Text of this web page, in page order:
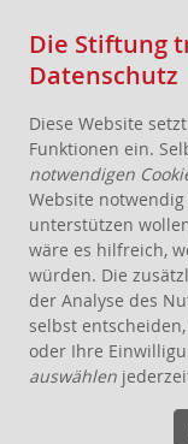
AKTUELLES
STIFTUNG
THEMEN
ANGEBOTE
WISSEN
Die Stiftung
Datenschutz
Diese Website
Funktionen ein.
notwendigen
Website
unterstützen
wäre es hilfreich,
würden. Die
der Analyse des
selbst
oder Ihre
auswählen